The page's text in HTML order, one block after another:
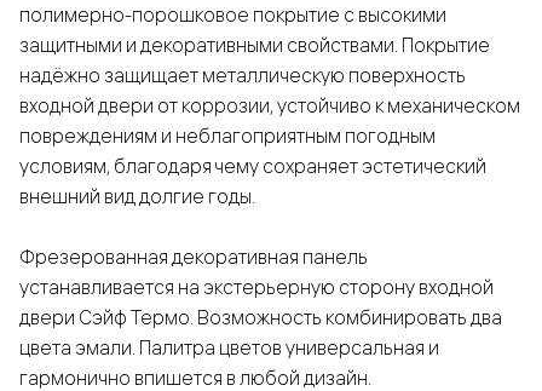
полимерно-порошковое покрытие с высокими
защитными и декоративными свойствами. Покрытие
надёжно защищает металлическую поверхность
входной двери от коррозии, устойчиво к механическом
повреждениям и неблагоприятным погодным
условиям, благодаря чему сохраняет эстетический
внешний вид долгие годы.
Фрезерованная декоративная панель
устанавливается на экстерьерную сторону входной
двери Сэйф Термо. Возможность комбинировать два
цвета эмали. Палитра цветов универсальная и
гармонично впишется в любой дизайн.